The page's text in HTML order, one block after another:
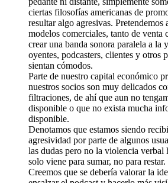
ciertas filosofías americanas de
resultar algo agresivas. Pretendemos
modelos comerciales, tanto de venta
crear una banda sonora paralela a la
oyentes, podcasters, clientes y otros
sientan cómodos.
Parte de nuestro capital económico
nuestros socios son muy delicados
filtraciones, de ahí que aun no
disponible o que no exista mucha
disponible.
Denotamos que estamos siendo
agresividad por parte de algunos
las dudas pero no la violencia verbal
solo viene para sumar, no para restar.
Creemos que se debería valorar la